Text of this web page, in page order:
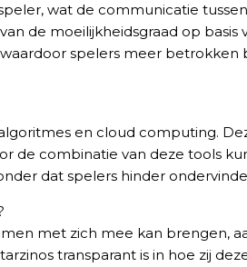
wat de communicatie
de moeilijkheidsgraad op basis
spelers meer betrokken
en cloud computing.
de combinatie van deze tools
dat spelers hinder
met zich mee kan brengen,
transparant is in hoe zij